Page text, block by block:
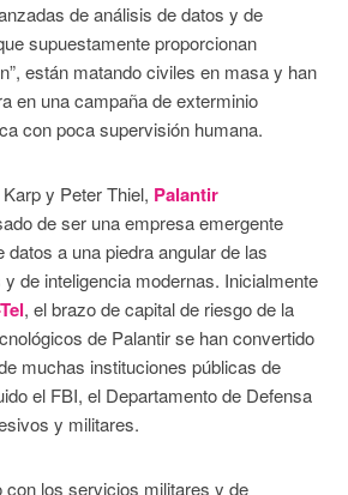
de análisis de datos y de
supuestamente proporcionan
están matando civiles en masa y han
en una campaña de exterminio
con poca supervisión humana.
y Peter Thiel, Palantir
de ser una empresa emergente
a una piedra angular de las
de inteligencia modernas. Inicialmente
, el brazo de capital de riesgo de la
de Palantir se han convertido
muchas instituciones públicas de
el FBI, el Departamento de Defensa
y militares.
con los servicios militares y de